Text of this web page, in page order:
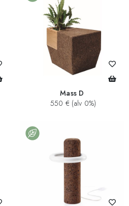
Mass D
550 € (alv 0%)